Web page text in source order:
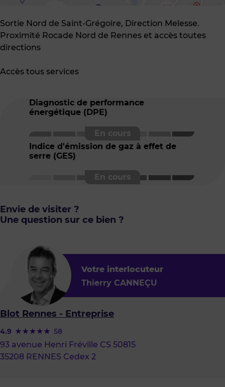
Sortie Nord de Saint-Grégoire, Direction Melesse.
Proximité Rocade Nord de Rennes et accès toutes
directions
Accès tous services
Diagnostic de performance
énergétique (DPE)
Indice d'émission de gaz à effet de
serre (GES)
Envie de visiter ?
Une question sur ce bien ?
Votre interlocuteur
Thierry CANNEÇU
Blot Rennes - Entreprise
4.9 58
93 avenue Henri Fréville CS 50815
35208 RENNES Cedex 2